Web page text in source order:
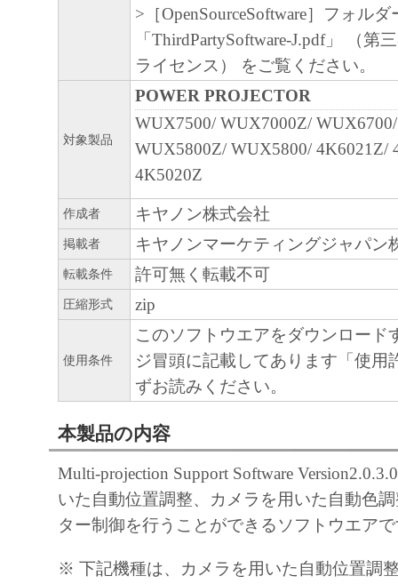
>［OpenSourceSoftware］フォルダ
「ThirdPartySoftware-J.pdf」 （第
ライセンス） をご覧ください。
対象製品
POWER PROJECTOR
WUX7500/ WUX7000Z/
WUX5800Z/ WUX5800/ 4K6021Z/
4K5020Z
作成者 キヤノン株式会社
掲載者 キヤノンマーケティングジャパン
転載条件 許可無く転載不可
圧縮形式 zip
使用条件
このソフトウエアをダウンロード
ジ冒頭に記載してあります「使用
ずお読みください。
本製品の内容
Multi-projection Support Software
いた自動位置調整、カメラを用いた自動色
ター制御を行うことができるソフトウエア
※ 下記機種は、カメラを用いた自動位置調